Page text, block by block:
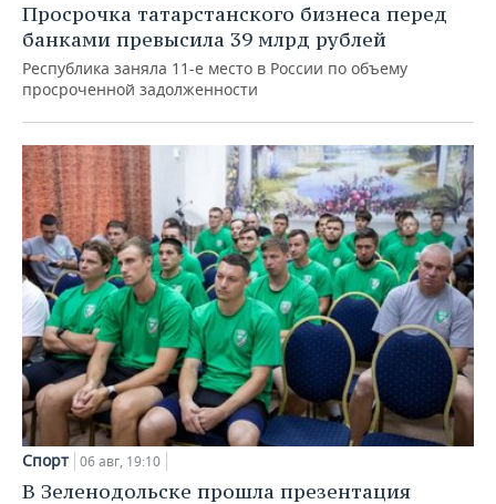
Просрочка татарстанского бизнеса перед
банками превысила 39 млрд рублей
Республика заняла 11-е место в России по объему
просроченной задолженности
Спорт 06 авг, 19:10
В Зеленодольске прошла презентация